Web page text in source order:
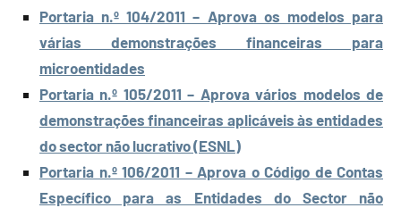
Portaria n.º 104/2011 – Aprova os modelos para
várias demonstrações financeiras para
microentidades
Portaria n.º 105/2011 – Aprova vários modelos de
demonstrações financeiras aplicáveis às entidades
do sector não lucrativo (ESNL)
Portaria n.º 106/2011 – Aprova o Código de Contas
Específico para as Entidades do Sector não